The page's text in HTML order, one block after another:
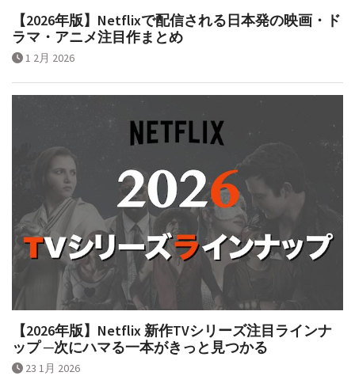
【2026年版】Netflixで配信される日本発の映画・ド
ラマ・アニメ注目作まとめ
1 2月 2026
【2026年版】Netflix 新作TVシリーズ注目ラインナ
ップ ─次にハマる一本がきっと見つかる
23 1月 2026